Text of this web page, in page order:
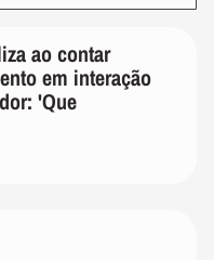
ao contar
em interação
'Que